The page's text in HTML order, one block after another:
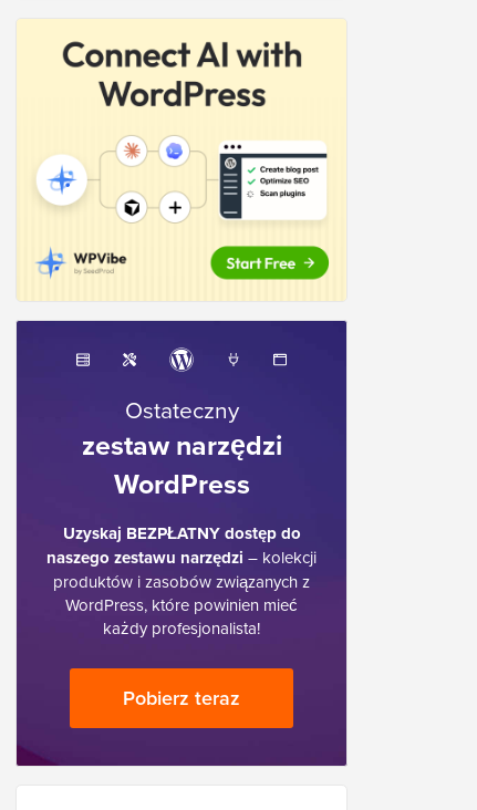
Ostateczny
zestaw narzędzi
WordPress
Uzyskaj BEZPŁATNY dostęp do
naszego zestawu narzędzi – kolekcji
produktów i zasobów związanych z
WordPress, które powinien mieć
każdy profesjonalista!
Pobierz teraz